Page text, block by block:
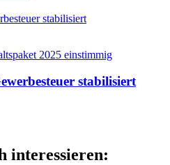
2025 einstimmig
stabilisiert
interessieren: